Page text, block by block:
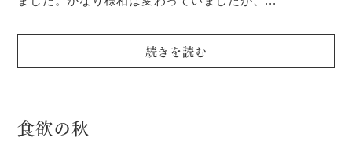
続きを読む
食欲の秋